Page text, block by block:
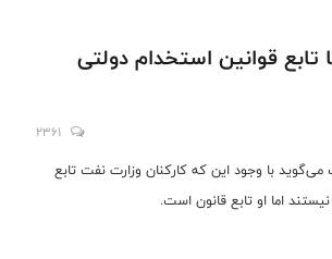
تابع قوانین استخدام دولتی
2361
با وجود این که کارکنان وزارت نفت تابع
اما او تابع قانون است.